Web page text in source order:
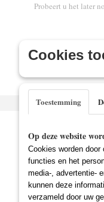
Probeert u het later
Cookies
Toestemming
Op deze website
Cookies worden
functies en het
media-, advertentie-
kunnen deze
verzameld door uw